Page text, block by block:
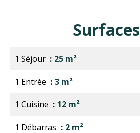
Surfaces
1 Séjour 25 m²
1 Entrée 3 m²
1 Cuisine 12 m²
1 Débarras 2 m²